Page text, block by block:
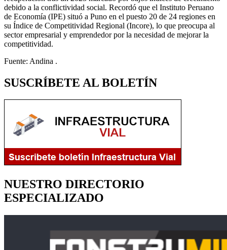
debido a la conflictividad social. Recordó que el Instituto Peruano
de Economía (IPE) situó a Puno en el puesto 20 de 24 regiones en
su Índice de Competitividad Regional (Incore), lo que preocupa al
sector empresarial y emprendedor por la necesidad de mejorar la
competitividad.
Fuente: Andina .
SUSCRÍBETE AL BOLETÍN
NUESTRO DIRECTORIO
ESPECIALIZADO